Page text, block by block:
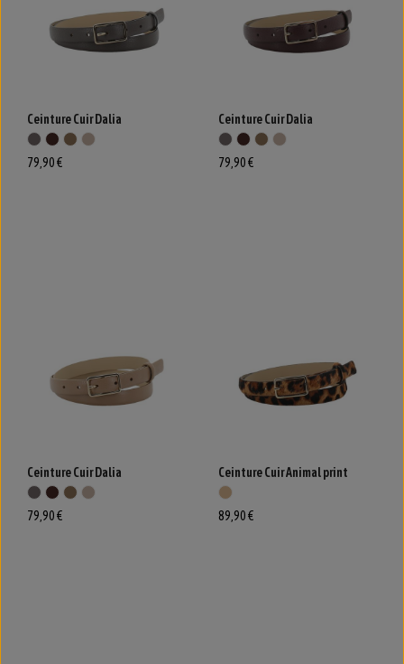
Ceinture Cuir Dalia
79,90 €
Ceinture Cuir Dalia
79,90 €
Ceinture Cuir Dalia
79,90 €
Ceinture Cuir Animal print
89,90 €